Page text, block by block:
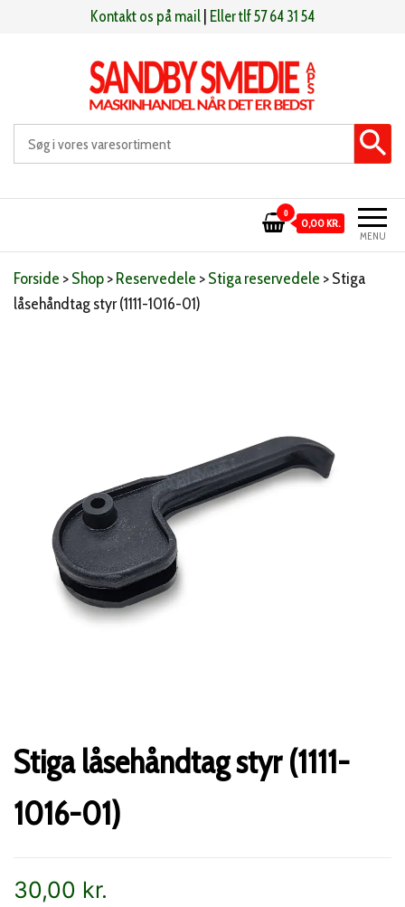
Kontakt os på mail Eller tlf 57 64 31 54
Sandby smeden Maskinhandel når det er bedst
MENU
0
0,00 KR.
Forside >Shop>Reservedele >Stiga reservedele >Stiga
låsehåndtag styr (1111-1016-01)
Stiga låsehåndtag styr (1111-
1016-01)
30,00 kr.